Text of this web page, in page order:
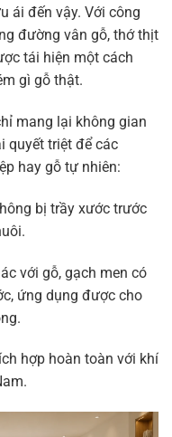
ái đến vậy. Với công
đường vân gỗ, thớ thịt
tái hiện một cách
gì gỗ thật.
mang lại không gian
quyết triệt để các
hay gỗ tự nhiên:
bị trầy xước trước
với gỗ, gạch men có
ứng dụng được cho
hợp hoàn toàn với khí